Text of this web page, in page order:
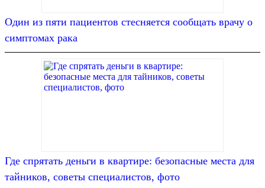
Один из пяти пациентов стесняется сообщать врачу о
симптомах рака
Где спрятать деньги в квартире: безопасные места для
тайников, советы специалистов, фото